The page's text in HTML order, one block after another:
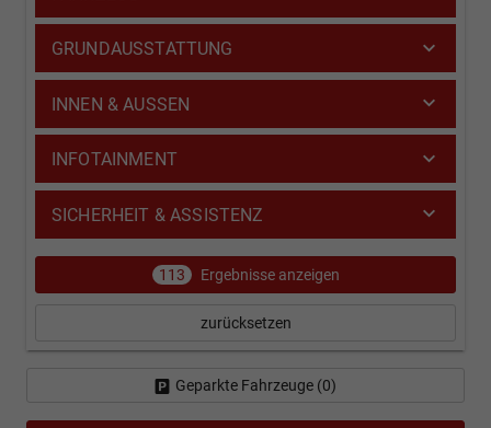
GRUNDAUSSTATTUNG
INNEN & AUSSEN
INFOTAINMENT
SICHERHEIT & ASSISTENZ
113 Ergebnisse anzeigen
zurücksetzen
Geparkte Fahrzeuge (0)